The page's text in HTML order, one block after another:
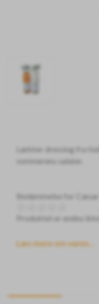
Lækker dressing fra
sommerens salater.
Bedømmelse for
Produktet er endnu
Læs mere om varen...